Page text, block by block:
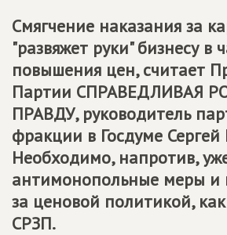
Смягчение наказания за
"развяжет руки" бизнесу в
повышения цен, считает
Партии СПРАВЕДЛИВАЯ
ПРАВДУ, руководитель
фракции в Госдуме
Необходимо, напротив,
антимонопольные меры и
за ценовой политикой,
СРЗП.